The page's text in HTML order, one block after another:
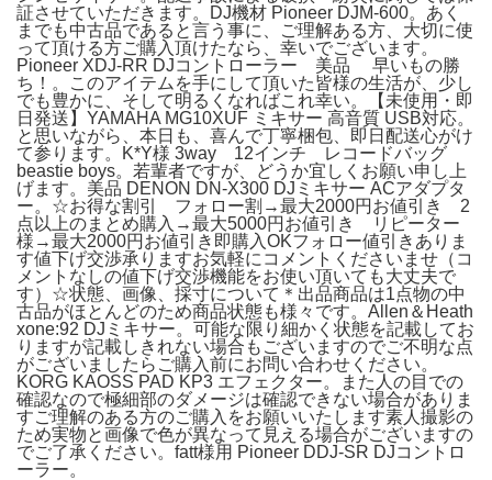
証させていただきます。DJ機材 Pioneer DJM-600。あく
までも中古品であると言う事に、ご理解ある方、大切に使
って頂ける方ご購入頂けたなら、幸いでございます。
Pioneer XDJ-RR DJコントローラー 美品 早いもの勝
ち！。このアイテムを手にして頂いた皆様の生活が、少し
でも豊かに、そして明るくなればこれ幸い。【未使用・即
日発送】YAMAHA MG10XUF ミキサー 高音質 USB対応。
と思いながら、本日も、喜んで丁寧梱包、即日配送心がけ
て参ります。K*Y様 3way 12インチ レコードバッグ
beastie boys。若輩者ですが、どうか宜しくお願い申し上
げます。美品 DENON DN-X300 DJミキサー ACアダプタ
ー。☆お得な割引 フォロー割→最大2000円お値引き 2
点以上のまとめ購入→最大5000円お値引き リピーター
様→最大2000円お値引き即購入OKフォロー値引きありま
す値下げ交渉承りますお気軽にコメントくださいませ（コ
メントなしの値下げ交渉機能をお使い頂いても大丈夫で
す）☆状態、画像、採寸について＊出品商品は1点物の中
古品がほとんどのため商品状態も様々です。Allen＆Heath
xone:92 DJミキサー。可能な限り細かく状態を記載してお
りますが記載しきれない場合もございますのでご不明な点
がございましたらご購入前にお問い合わせください。
KORG KAOSS PAD KP3 エフェクター。また人の目での
確認なので極細部のダメージは確認できない場合がありま
すご理解のある方のご購入をお願いいたします素人撮影の
ため実物と画像で色が異なって見える場合がございますの
でご了承ください。fatt様用 Pioneer DDJ-SR DJコントロ
ーラー。